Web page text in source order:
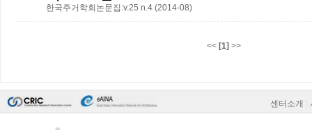
한국주거학회논문집:v.25 n.4 (2014-08)
<< [1] >>
센터소개